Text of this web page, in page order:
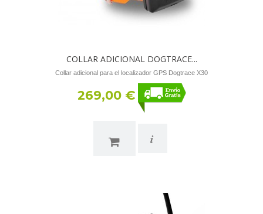
COLLAR ADICIONAL DOGTRACE...
Collar adicional para el localizador GPS Dogtrace X30
269,00 €
i